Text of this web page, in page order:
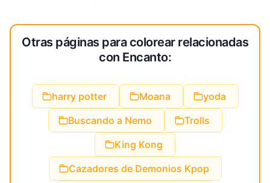
Otras páginas para colorear relacionadas
con Encanto:
harry potter Moana
yoda
Buscando a Nemo
Trolls
King Kong
Cazadores de Demonios Kpop